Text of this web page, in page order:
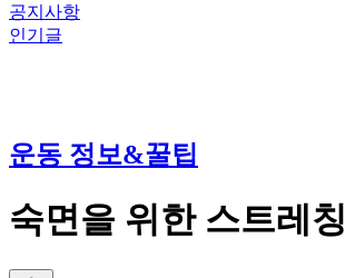
공지사항
인기글
운동 정보&꿀팁
숙면을 위한 스트레칭